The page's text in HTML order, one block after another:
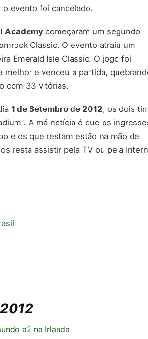
o evento foi cancelado.
Academy começaram um segundo
Classic. O evento atraiu um
Emerald Isle Classic. O jogo foi
melhor e venceu a partida,
com 33 vitórias.
1 de Setembro de 2012, os dois
. A má notícia é que os
e os que restam estão na mão de
resta assistir pela TV ou pela
a2 na Irlanda